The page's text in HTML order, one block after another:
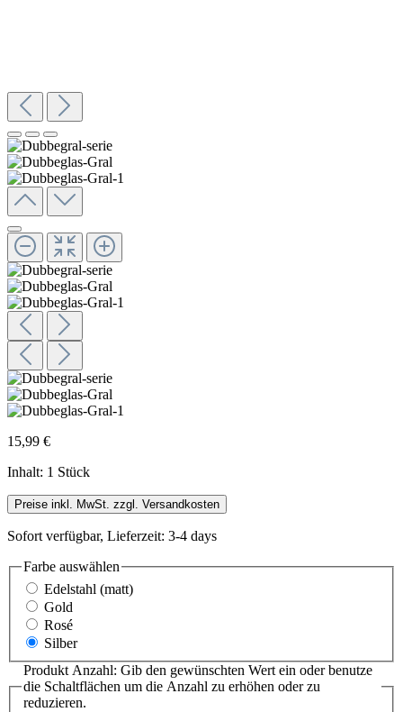
15,99 €
Inhalt: 1 Stück
Preise inkl. MwSt. zzgl. Versandkosten
Sofort verfügbar, Lieferzeit: 3-4 days
Farbe auswählen
Edelstahl (matt)
Gold
Rosé
Silber
Produkt Anzahl: Gib den gewünschten Wert ein oder benutze
die Schaltflächen um die Anzahl zu erhöhen oder zu
reduzieren.